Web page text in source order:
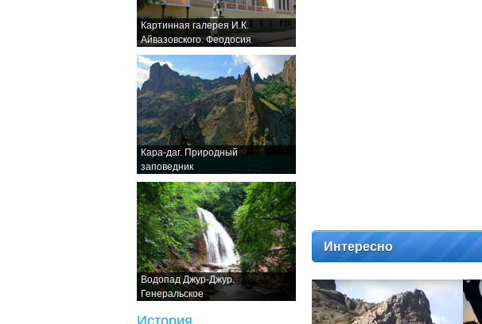
Картинная галерея И.К.
Айвазовского. Феодосия
Кара-даг. Природный
заповедник
Водопад Джур-Джур.
Генеральское
История
Интересно